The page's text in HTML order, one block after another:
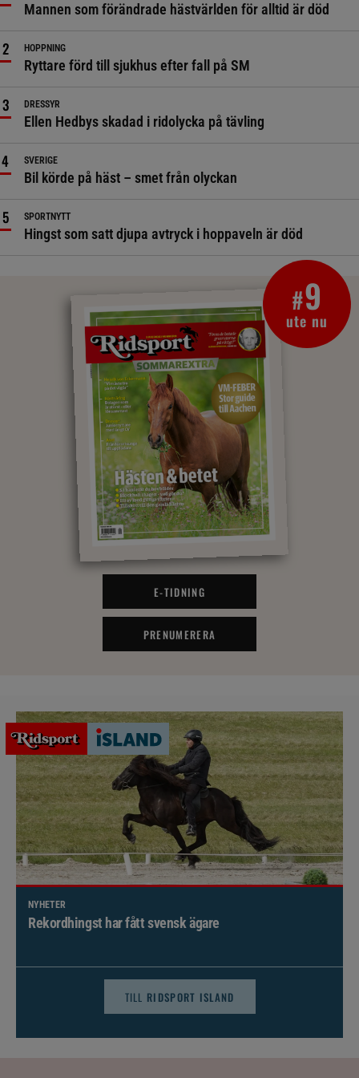
Mannen som förändrade hästvärlden för alltid är död
HOPPNING
Ryttare förd till sjukhus efter fall på SM
DRESSYR
Ellen Hedbys skadad i ridolycka på tävling
SVERIGE
Bil körde på häst – smet från olyckan
SPORTNYTT
Hingst som satt djupa avtryck i hoppaveln är död
#9
ute nu
E-TIDNING
PRENUMERERA
NYHETER
Brett politiskt stöd för förändringar i djursjukvården –
TILL RIDSPORT ISLAND